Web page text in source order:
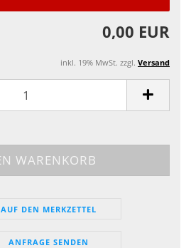
0,00 EUR
inkl. 19% MwSt. zzgl. Versand
AUF DEN MERKZETTEL
ANFRAGE SENDEN